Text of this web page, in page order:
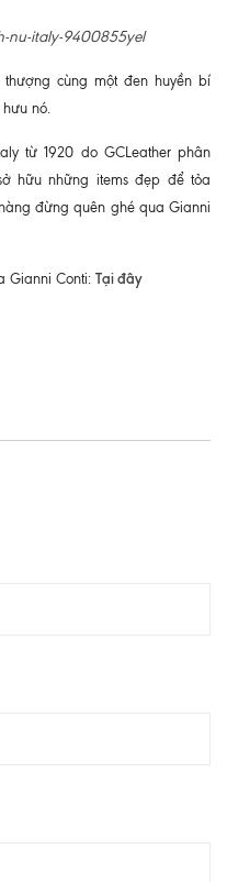
nu-italy-9400855yel
cùng một đen huyền bí
nó.
từ 1920 do GCLeather phân
hữu những items đẹp để tỏa
đừng quên ghé qua Gianni
Gianni Conti: Tại đây